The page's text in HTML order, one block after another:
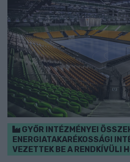
GYŐR INTÉZMÉNYEI
ENERGIATAKARÉKOSSÁGI
VEZETTEK BE A RENDKÍVÜLI